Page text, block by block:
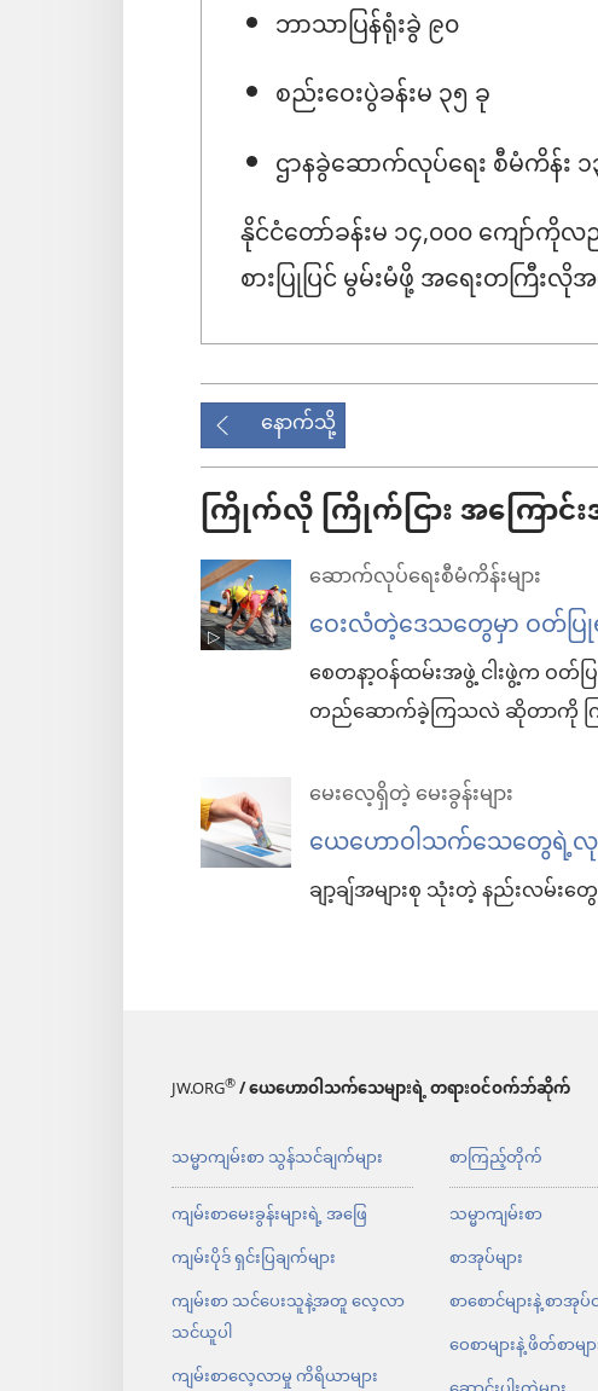
ဘာသာပြန်ရုံးခွဲ ၉၀
စည်းဝေးပွဲခန်းမ ၃၅ ခု
ဌာနခွဲဆောက်လုပ်ရေး စီမံကိန်း
နိုင်ငံတော်ခန်းမ ၁၄,၀၀၀ ကျော်
စားပြုပြင် မွမ်းမံဖို့ အရေးတကြီး
နောက်သို့
ကြိုက်လို ကြိုက်ငြား အကြောင်းအ
ဆောက်လုပ်ရေးစီမံကိန်းများ
ဝေးလံတဲ့ဒေသတွေမှာ ဝတ်ပြု
စေတနာ့ဝန်ထမ်းအဖွဲ့ ငါးဖွဲ့က ဝ
တည်ဆောက်ခဲ့ကြသလဲ ဆိုတာကို က
မေးလေ့ရှိတဲ့ မေးခွန်းများ
ယေဟောဝါသက်သေတွေရဲ့
ချာ့ချ်အများစု သုံးတဲ့ နည်းလမ်း
JW.ORG®/ ယေဟောဝါသက်သေများရဲ့ တရားဝင်ဝက်ဘ်ဆိုက်
သမ္မာကျမ်းစာ သွန်သင်ချက်များ
ကျမ်းစာမေးခွန်းများရဲ့ အဖြေ
ကျမ်းပိုဒ် ရှင်းပြချက်များ
ကျမ်းစာ သင်ပေးသူနဲ့အတူ လေ့လာ
သင်ယူပါ
ကျမ်းစာလေ့လာမှု ကိရိယာများ
စာကြည့်တိုက်
သမ္မာကျမ်းစာ
စာအုပ်များ
စာစောင်များနဲ့ စာအုပ်
ဝေစာများနဲ့ ဖိတ်စာမျ